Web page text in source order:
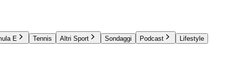
E Tennis Altri Sport Sondaggi Podcast
Lifestyle